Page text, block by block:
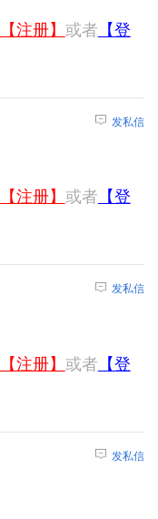
【注册】 或者 【登
发私信
【注册】 或者 【登
发私信
【注册】 或者 【登
发私信